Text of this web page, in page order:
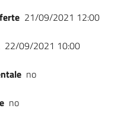
21/09/2021 12:00
22/09/2021 10:00
no
no